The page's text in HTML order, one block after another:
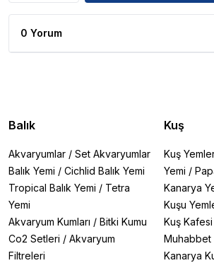
0 Yorum
Balık
Akvaryumlar / Set Akvaryumlar
Balık Yemi / Cichlid Balık Yemi
Tropical Balık Yemi / Tetra
Yemi
Akvaryum Kumları / Bitki Kumu
Co2 Setleri / Akvaryum
Filtreleri
Kuş
Kuş
Yemi /
Kanarya
Kuşu
Kuş Kafesi
Muhabbet
Kanarya